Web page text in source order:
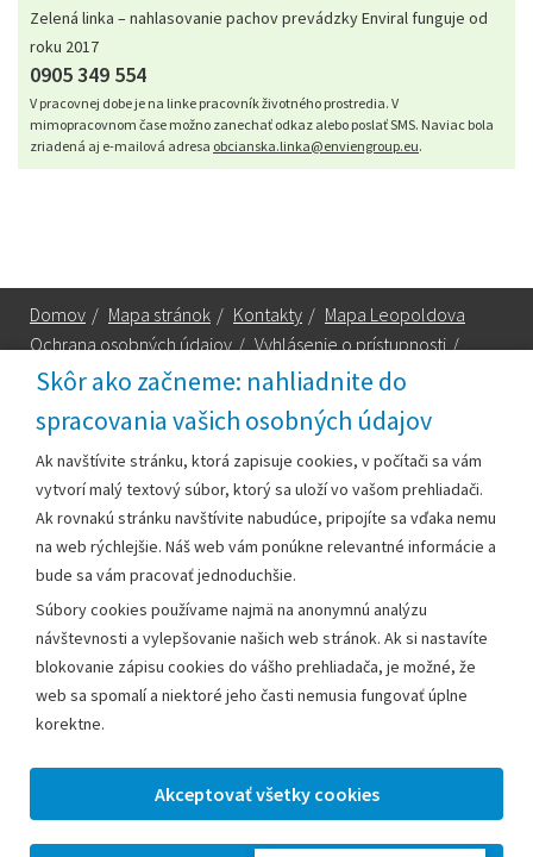
Skôr ako začneme: nahliadnite do
spracovania vašich osobných údajov
Ak navštívite stránku, ktorá zapisuje cookies, v počítači sa vám
vytvorí malý textový súbor, ktorý sa uloží vo vašom prehliadači.
Ak rovnakú stránku navštívite nabudúce, pripojíte sa vďaka nemu
na web rýchlejšie. Náš web vám ponúkne relevantné informácie a
bude sa vám pracovať jednoduchšie.
Súbory cookies používame najmä na anonymnú analýzu
návštevnosti a vylepšovanie našich web stránok. Ak si nastavíte
blokovanie zápisu cookies do vášho prehliadača, je možné, že
web sa spomalí a niektoré jeho časti nemusia fungovať úplne
korektne.
Zelená linka – nahlasovanie pachov prevádzky Enviral funguje od
roku 2017
0905 349 554
V pracovnej dobe je na linke pracovník životného prostredia. V
mimopracovnom čase možno zanechať odkaz alebo poslať SMS. Naviac bola
zriadená aj e-mailová adresa obcianska.linka@enviengroup.eu.
Domov / Mapa stránok / Kontakty / Mapa Leopoldova
Ochrana osobných údajov / Vyhlásenie o prístupnosti /
Technická podpora
Mestský úrad Leopoldov
Hlohovská cesta 1818/2A
920 41 Leopoldov
Kontakt:
Telefón:+42133/285 27 11
Email:
mesto@leopoldov.sk
primatorka@leopoldov.sk
Webmaster:webmaster@leopoldov.sk